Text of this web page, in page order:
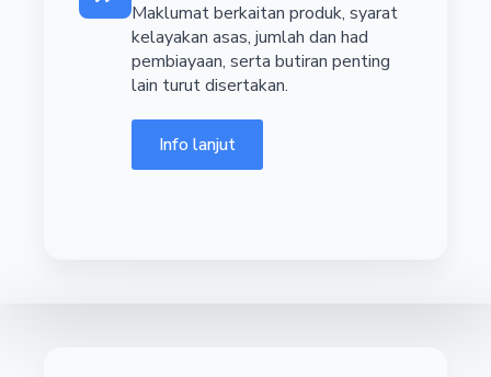
Maklumat berkaitan produk, syarat
kelayakan asas, jumlah dan had
pembiayaan, serta butiran penting
lain turut disertakan.
Info lanjut